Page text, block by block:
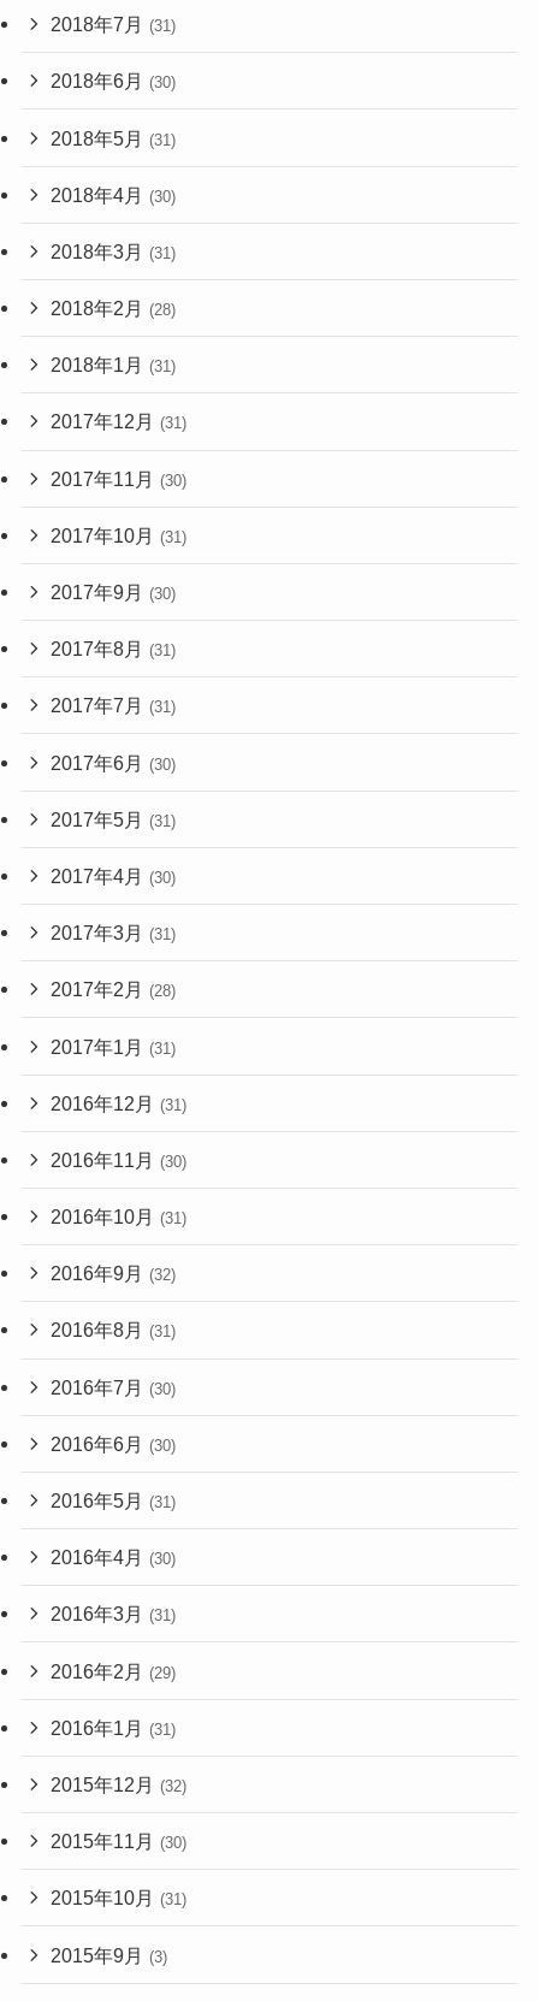
2018年7月 (31)
2018年6月 (30)
2018年5月 (31)
2018年4月 (30)
2018年3月 (31)
2018年2月 (28)
2018年1月 (31)
2017年12月 (31)
2017年11月 (30)
2017年10月 (31)
2017年9月 (30)
2017年8月 (31)
2017年7月 (31)
2017年6月 (30)
2017年5月 (31)
2017年4月 (30)
2017年3月 (31)
2017年2月 (28)
2017年1月 (31)
2016年12月 (31)
2016年11月 (30)
2016年10月 (31)
2016年9月 (32)
2016年8月 (31)
2016年7月 (30)
2016年6月 (30)
2016年5月 (31)
2016年4月 (30)
2016年3月 (31)
2016年2月 (29)
2016年1月 (31)
2015年12月 (32)
2015年11月 (30)
2015年10月 (31)
2015年9月 (3)